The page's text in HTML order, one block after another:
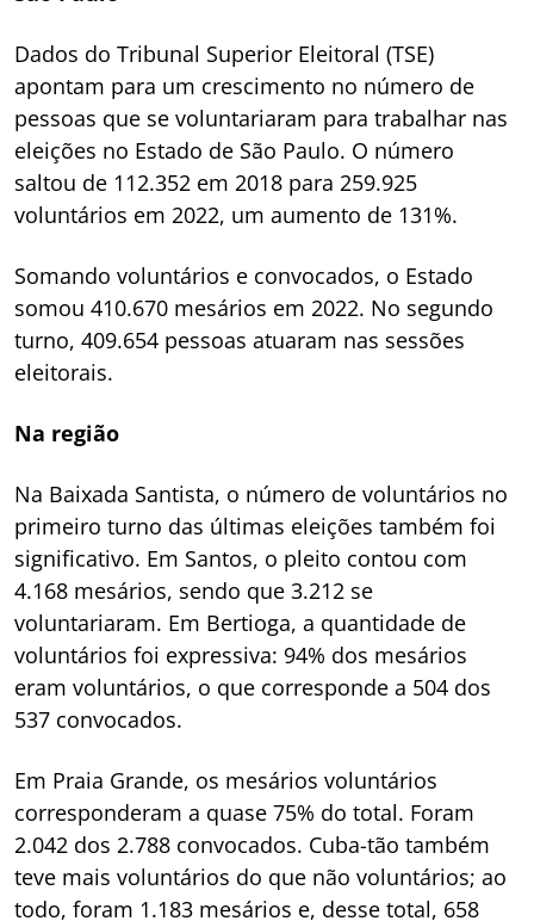
Dados do Tribunal Superior Eleitoral (TSE)
apontam para um crescimento no número de
pessoas que se voluntariaram para trabalhar nas
eleições no Estado de São Paulo. O número
saltou de 112.352 em 2018 para 259.925
voluntários em 2022, um aumento de 131%.
Somando voluntários e convocados, o Estado
somou 410.670 mesários em 2022. No segundo
turno, 409.654 pessoas atuaram nas sessões
eleitorais.
Na região
Na Baixada Santista, o número de voluntários no
primeiro turno das últimas eleições também foi
significativo. Em Santos, o pleito contou com
4.168 mesários, sendo que 3.212 se
voluntariaram. Em Bertioga, a quantidade de
voluntários foi expressiva: 94% dos mesários
eram voluntários, o que corresponde a 504 dos
537 convocados.
Em Praia Grande, os mesários voluntários
corresponderam a quase 75% do total. Foram
2.042 dos 2.788 convocados. Cuba-tão também
teve mais voluntários do que não voluntários; ao
todo, foram 1.183 mesários e, desse total, 658